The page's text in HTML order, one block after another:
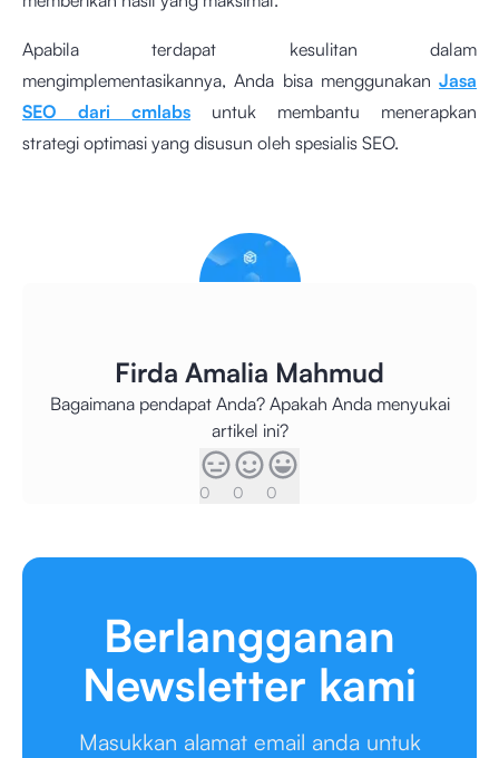
Apabila terdapat kesulitan dalam
mengimplementasikannya, Anda bisa menggunakan Jasa
SEO dari cmlabs untuk membantu menerapkan
strategi optimasi yang disusun oleh spesialis SEO.
Firda Amalia Mahmud
Bagaimana pendapat Anda? Apakah Anda menyukai
artikel ini?
0 0 0
Berlangganan
Newsletter kami
Masukkan alamat email anda untuk